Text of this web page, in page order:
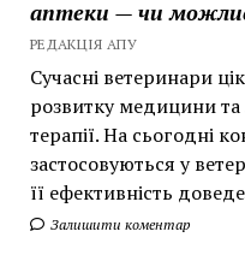
аптеки — чи
РЕДАКЦІЯ АПУ
Сучасні ветеринари
розвитку медицини та
терапії. На сьогодні
застосовуються у
її ефективність
Залишити коментар